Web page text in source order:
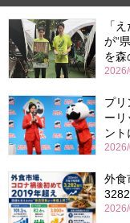
「
が“
を森
プリ
ー
ン
外食